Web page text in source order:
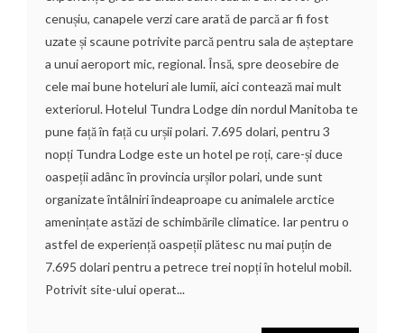
cenușiu, canapele verzi care arată de parcă ar fi fost
uzate și scaune potrivite parcă pentru sala de așteptare
a unui aeroport mic, regional. Însă, spre deosebire de
cele mai bune hoteluri ale lumii, aici contează mai mult
exteriorul. Hotelul Tundra Lodge din nordul Manitoba te
pune față în față cu urșii polari. 7.695 dolari, pentru 3
nopți Tundra Lodge este un hotel pe roți, care-și duce
oaspeții adânc în provincia urșilor polari, unde sunt
organizate întâlniri îndeaproape cu animalele arctice
amenințate astăzi de schimbările climatice. Iar pentru o
astfel de experiență oaspeții plătesc nu mai puțin de
7.695 dolari pentru a petrece trei nopți în hotelul mobil.
Potrivit site-ului operat...